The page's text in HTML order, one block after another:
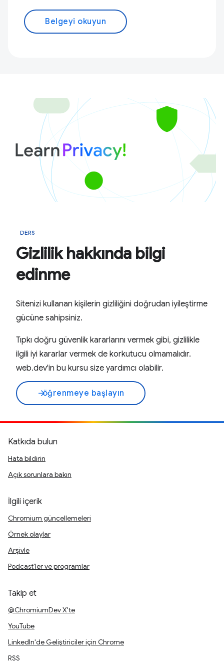
Belgeyi okuyun
DERS
Gizlilik hakkında bilgi
edinme
Sitenizi kullanan kişilerin gizliliğini doğrudan iyileştirme
gücüne sahipsiniz.
Tıpkı doğru güvenlik kararlarını vermek gibi, gizlilikle
ilgili iyi kararlar vermek de korkutucu olmamalıdır.
web.dev'in bu kursu size yardımcı olabilir.
arrow_forward
öğrenmeye başlayın
Katkıda bulun
Hata bildirin
Açık sorunlara bakın
İlgili içerik
Chromium güncellemeleri
Örnek olaylar
Arşivle
Podcast'ler ve programlar
Takip et
@ChromiumDev X'te
YouTube
LinkedIn'de Geliştiriciler için Chrome
RSS